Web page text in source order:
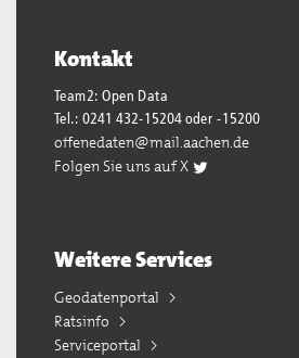
Kontakt
Team2: Open Data
Tel.: 0241 432-15204 oder -15200
offenedaten@mail.aachen.de
Folgen Sie uns auf X
Weitere Services
Geodatenportal
Ratsinfo
Serviceportal